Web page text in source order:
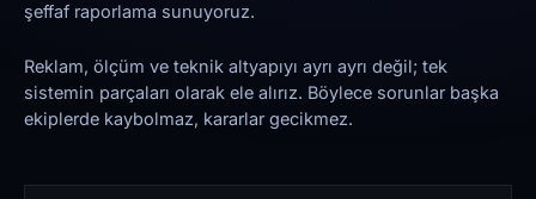
şeffaf raporlama sunuyoruz.
Reklam, ölçüm ve teknik altyapıyı ayrı ayrı değil; tek
sistemin parçaları olarak ele alırız. Böylece sorunlar başka
ekiplerde kaybolmaz, kararlar gecikmez.